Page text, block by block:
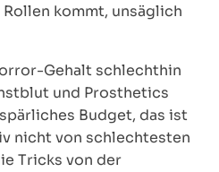
kommt, unsäglich
Gehalt schlechthin
und Prosthetics
Budget, das ist
nicht von schlechtesten
Tricks von der